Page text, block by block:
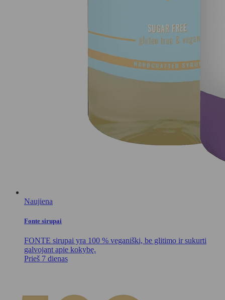
Naujiena
Fonte sirupai
FONTE sirupai yra 100 % veganiški, be glitimo ir sukurti
galvojant apie kokybę.
Prieš 7 dienas